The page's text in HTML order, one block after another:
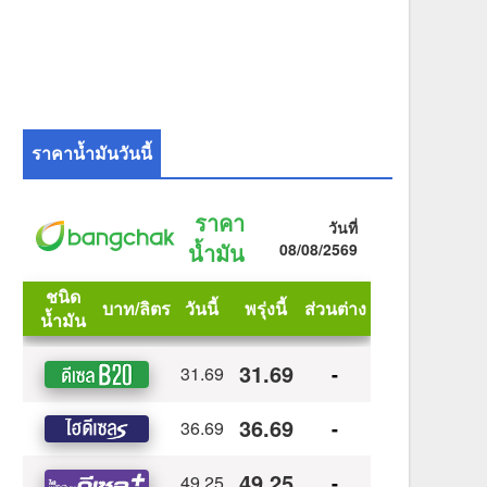
ราคาน้ำมันวันนี้